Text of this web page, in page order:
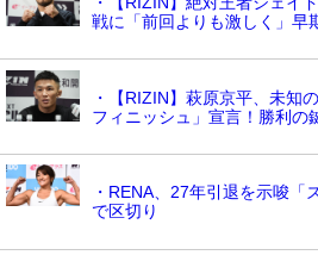
戦に「前回よりも激しく」早
・【RIZIN】萩原京平、未知
フィニッシュ」宣言！勝利の
・RENA、27年引退を示唆
で区切り